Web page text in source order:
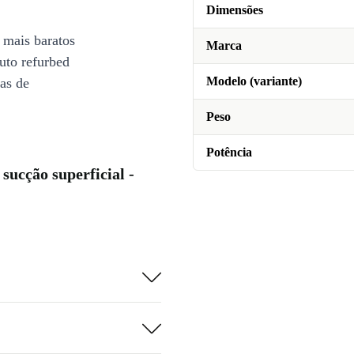
Dimensões
Marca
Modelo (variante)
Peso
Potência
baratos
refurbed
de
superficial -